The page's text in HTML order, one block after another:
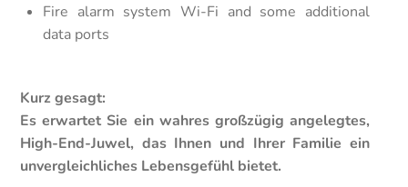
Fire alarm system Wi-Fi and some additional
data ports
Kurz gesagt:
Es erwartet Sie ein wahres großzügig angelegtes,
High-End-Juwel, das Ihnen und Ihrer Familie ein
unvergleichliches Lebensgefühl bietet.